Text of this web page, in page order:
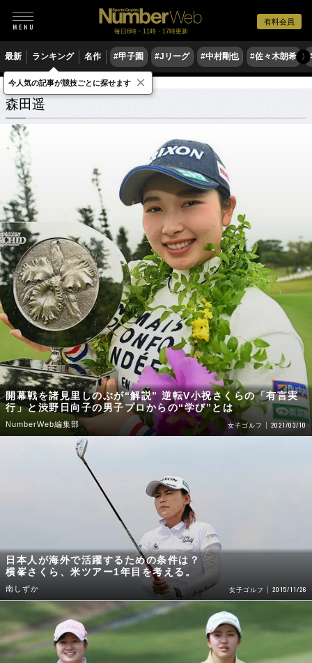
有料会員
毎日6時・11時・17時更新
最新 ランキング 名作 #甲子園 #Jリーグ #中村剛也 #佐々木朗希 〉
森田遥 関連記事
森田遥
開幕戦を諸見里しのぶが“解説” 逆転V小祝さくらの「有言実
行」と渋野日向子の男子プロからの“学び”とは
NumberWeb編集部 女子ゴルフ 2021/03/10
日本人が海外で活躍するための条件は？
横峯さくら、米ツアー1年目を考える。
南しずか 女子ゴルフ 2015/11/26
今人気の記事が競技ごとに探せます ×